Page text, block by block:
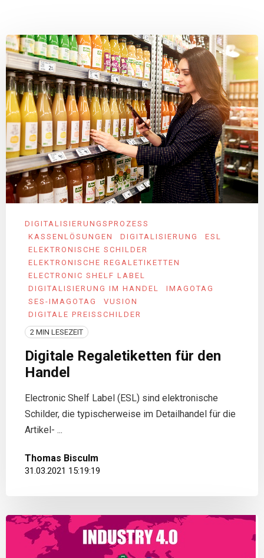
DIGITALISIERUNGSPROZESS
KASSENLÖSUNGEN
DIGITALISIERUNG
ESL
ELEKTRONISCHE SCHILDER
ELEKTRONISCHE REGALETIKETTEN
ELECTRONIC SHELF LABEL
DIGITALISIERUNG IM HANDEL
IMAGOTAG
SES-IMAGOTAG
VUSION
DIGITALE PREISSCHILDER
2 MIN LESEZEIT
Digitale Regaletiketten für den
Handel
Electronic Shelf Label (ESL) sind elektronische
Schilder, die typischerweise im Detailhandel für die
Artikel- ...
Thomas Bisculm
31.03.2021 15:19:19